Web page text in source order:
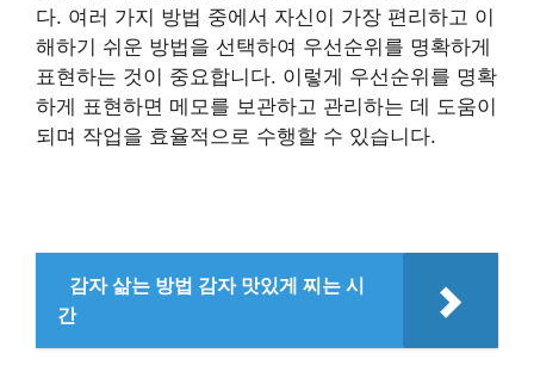
다. 여러 가지 방법 중에서 자신이 가장 편리하고 이
해하기 쉬운 방법을 선택하여 우선순위를 명확하게
표현하는 것이 중요합니다. 이렇게 우선순위를 명확
하게 표현하면 메모를 보관하고 관리하는 데 도움이
되며 작업을 효율적으로 수행할 수 있습니다.
감자 삶는 방법 감자 맛있게 찌는 시
간